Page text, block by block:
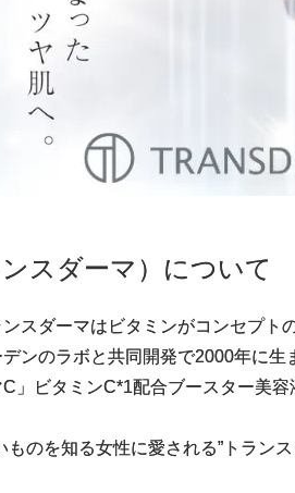
スダーマ）について
ンスダーマはビタミンがコンセプト
デンのラボと共同開発で2000年に生
C」ビタミンC*1配合ブースター美容
ものを知る女性に愛される”トラン